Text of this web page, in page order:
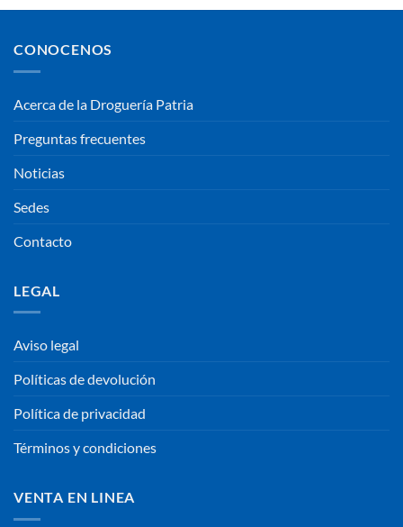
CONOCENOS
Acerca de la Droguería Patria
Preguntas frecuentes
Noticias
Sedes
Contacto
LEGAL
Aviso legal
Políticas de devolución
Política de privacidad
Términos y condiciones
VENTA EN LINEA